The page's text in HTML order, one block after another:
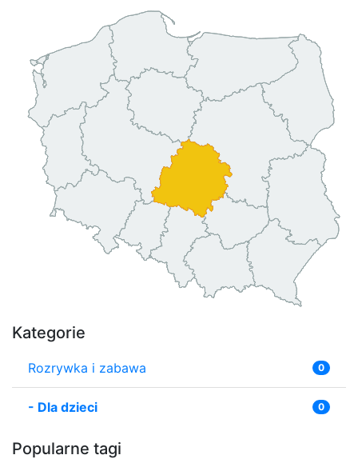
Kategorie
Rozrywka i zabawa 0
- Dla dzieci 0
Popularne tagi